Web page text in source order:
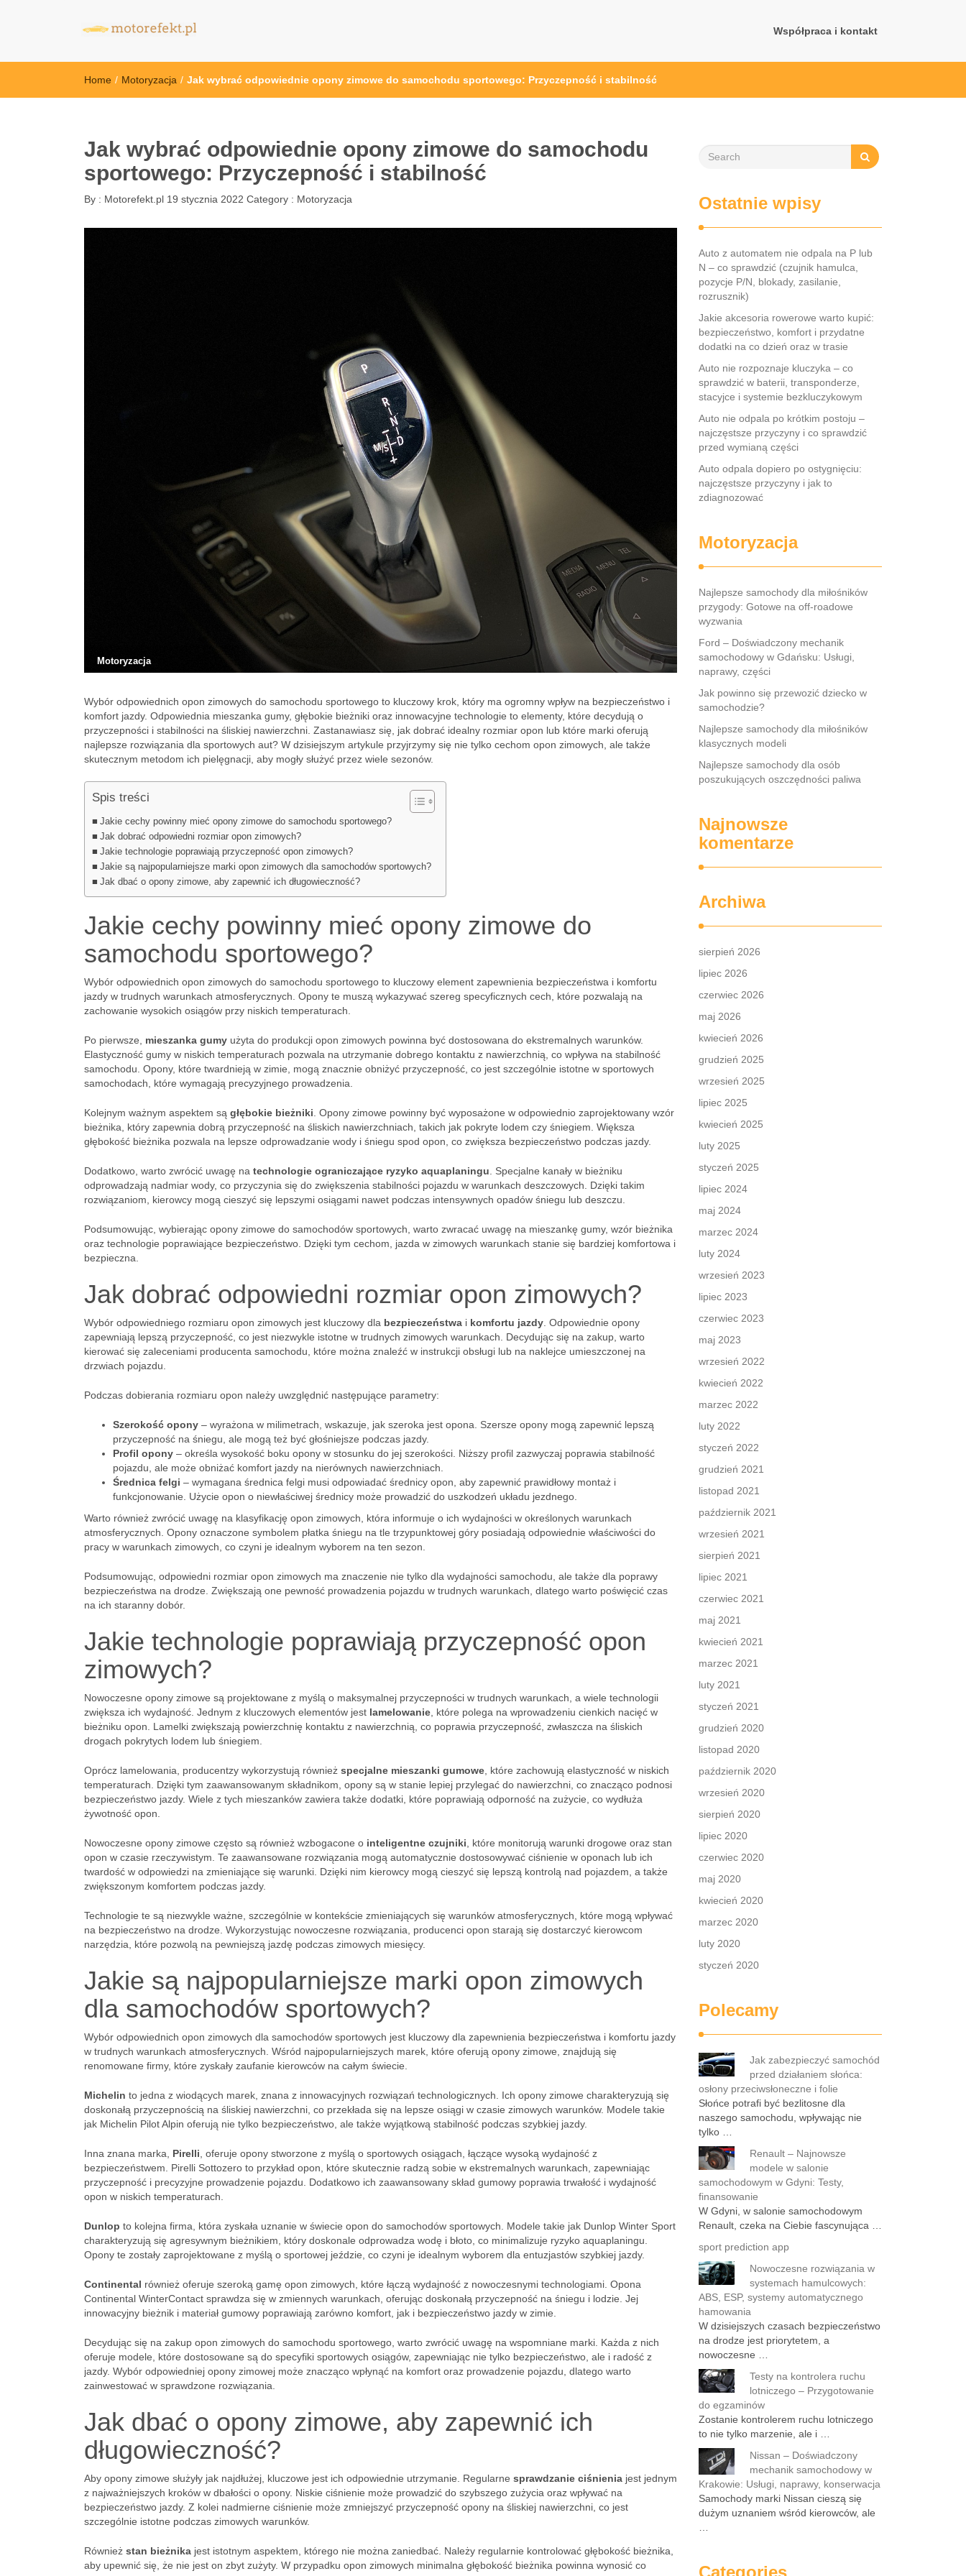
Współpraca i kontakt
Home / Motoryzacja / Jak wybrać odpowiednie opony zimowe do samochodu sportowego: Przyczepność i stabilność
Jak wybrać odpowiednie opony zimowe do samochodu
sportowego: Przyczepność i stabilność
By : Motorefekt.pl 19 stycznia 2022 Category : Motoryzacja
Motoryzacja
Wybór odpowiednich opon zimowych do samochodu sportowego to kluczowy krok, który ma ogromny wpływ na bezpieczeństwo i
komfort jazdy. Odpowiednia mieszanka gumy, głębokie bieżniki oraz innowacyjne technologie to elementy, które decydują o
przyczepności i stabilności na śliskiej nawierzchni. Zastanawiasz się, jak dobrać idealny rozmiar opon lub które marki oferują
najlepsze rozwiązania dla sportowych aut? W dzisiejszym artykule przyjrzymy się nie tylko cechom opon zimowych, ale także
skutecznym metodom ich pielęgnacji, aby mogły służyć przez wiele sezonów.
Spis treści
Jakie cechy powinny mieć opony zimowe do samochodu sportowego?
Jak dobrać odpowiedni rozmiar opon zimowych?
Jakie technologie poprawiają przyczepność opon zimowych?
Jakie są najpopularniejsze marki opon zimowych dla samochodów sportowych?
Jak dbać o opony zimowe, aby zapewnić ich długowieczność?
Jakie cechy powinny mieć opony zimowe do
samochodu sportowego?
Wybór odpowiednich opon zimowych do samochodu sportowego to kluczowy element zapewnienia bezpieczeństwa i komfortu
jazdy w trudnych warunkach atmosferycznych. Opony te muszą wykazywać szereg specyficznych cech, które pozwalają na
zachowanie wysokich osiągów przy niskich temperaturach.
Po pierwsze, mieszanka gumy użyta do produkcji opon zimowych powinna być dostosowana do ekstremalnych warunków.
Elastyczność gumy w niskich temperaturach pozwala na utrzymanie dobrego kontaktu z nawierzchnią, co wpływa na stabilność
samochodu. Opony, które twardnieją w zimie, mogą znacznie obniżyć przyczepność, co jest szczególnie istotne w sportowych
samochodach, które wymagają precyzyjnego prowadzenia.
Kolejnym ważnym aspektem są głębokie bieżniki . Opony zimowe powinny być wyposażone w odpowiednio zaprojektowany wzór
bieżnika, który zapewnia dobrą przyczepność na śliskich nawierzchniach, takich jak pokryte lodem czy śniegiem. Większa
głębokość bieżnika pozwala na lepsze odprowadzanie wody i śniegu spod opon, co zwiększa bezpieczeństwo podczas jazdy.
Dodatkowo, warto zwrócić uwagę na technologie ograniczające ryzyko aquaplaningu . Specjalne kanały w bieżniku
odprowadzają nadmiar wody, co przyczynia się do zwiększenia stabilności pojazdu w warunkach deszczowych. Dzięki takim
rozwiązaniom, kierowcy mogą cieszyć się lepszymi osiągami nawet podczas intensywnych opadów śniegu lub deszczu.
Podsumowując, wybierając opony zimowe do samochodów sportowych, warto zwracać uwagę na mieszankę gumy, wzór bieżnika
oraz technologie poprawiające bezpieczeństwo. Dzięki tym cechom, jazda w zimowych warunkach stanie się bardziej komfortowa i
bezpieczna.
Jak dobrać odpowiedni rozmiar opon zimowych?
Wybór odpowiedniego rozmiaru opon zimowych jest kluczowy dla bezpieczeństwa i komfortu jazdy . Odpowiednie opony
zapewniają lepszą przyczepność, co jest niezwykle istotne w trudnych zimowych warunkach. Decydując się na zakup, warto
kierować się zaleceniami producenta samochodu, które można znaleźć w instrukcji obsługi lub na naklejce umieszczonej na
drzwiach pojazdu.
Podczas dobierania rozmiaru opon należy uwzględnić następujące parametry:
Szerokość opony – wyrażona w milimetrach, wskazuje, jak szeroka jest opona. Szersze opony mogą zapewnić lepszą
przyczepność na śniegu, ale mogą też być głośniejsze podczas jazdy.
Profil opony – określa wysokość boku opony w stosunku do jej szerokości. Niższy profil zazwyczaj poprawia stabilność
pojazdu, ale może obniżać komfort jazdy na nierównych nawierzchniach.
Średnica felgi – wymagana średnica felgi musi odpowiadać średnicy opon, aby zapewnić prawidłowy montaż i
funkcjonowanie. Użycie opon o niewłaściwej średnicy może prowadzić do uszkodzeń układu jezdnego.
Warto również zwrócić uwagę na klasyfikację opon zimowych, która informuje o ich wydajności w określonych warunkach
atmosferycznych. Opony oznaczone symbolem płatka śniegu na tle trzypunktowej góry posiadają odpowiednie właściwości do
pracy w warunkach zimowych, co czyni je idealnym wyborem na ten sezon.
Podsumowując, odpowiedni rozmiar opon zimowych ma znaczenie nie tylko dla wydajności samochodu, ale także dla poprawy
bezpieczeństwa na drodze. Zwiększają one pewność prowadzenia pojazdu w trudnych warunkach, dlatego warto poświęcić czas
na ich staranny dobór.
Jakie technologie poprawiają przyczepność opon
zimowych?
Nowoczesne opony zimowe są projektowane z myślą o maksymalnej przyczepności w trudnych warunkach, a wiele technologii
zwiększa ich wydajność. Jednym z kluczowych elementów jest lamelowanie , które polega na wprowadzeniu cienkich nacięć w
bieżniku opon. Lamelki zwiększają powierzchnię kontaktu z nawierzchnią, co poprawia przyczepność, zwłaszcza na śliskich
drogach pokrytych lodem lub śniegiem.
Oprócz lamelowania, producentzy wykorzystują również specjalne mieszanki gumowe , które zachowują elastyczność w niskich
temperaturach. Dzięki tym zaawansowanym składnikom, opony są w stanie lepiej przylegać do nawierzchni, co znacząco podnosi
bezpieczeństwo jazdy. Wiele z tych mieszanków zawiera także dodatki, które poprawiają odporność na zużycie, co wydłuża
żywotność opon.
Nowoczesne opony zimowe często są również wzbogacone o inteligentne czujniki , które monitorują warunki drogowe oraz stan
opon w czasie rzeczywistym. Te zaawansowane rozwiązania mogą automatycznie dostosowywać ciśnienie w oponach lub ich
twardość w odpowiedzi na zmieniające się warunki. Dzięki nim kierowcy mogą cieszyć się lepszą kontrolą nad pojazdem, a także
zwiększonym komfortem podczas jazdy.
Technologie te są niezwykle ważne, szczególnie w kontekście zmieniających się warunków atmosferycznych, które mogą wpływać
na bezpieczeństwo na drodze. Wykorzystując nowoczesne rozwiązania, producenci opon starają się dostarczyć kierowcom
narzędzia, które pozwolą na pewniejszą jazdę podczas zimowych miesięcy.
Jakie są najpopularniejsze marki opon zimowych
dla samochodów sportowych?
Wybór odpowiednich opon zimowych dla samochodów sportowych jest kluczowy dla zapewnienia bezpieczeństwa i komfortu jazdy
w trudnych warunkach atmosferycznych. Wśród najpopularniejszych marek, które oferują opony zimowe, znajdują się
renomowane firmy, które zyskały zaufanie kierowców na całym świecie.
Michelin to jedna z wiodących marek, znana z innowacyjnych rozwiązań technologicznych. Ich opony zimowe charakteryzują się
doskonałą przyczepnością na śliskiej nawierzchni, co przekłada się na lepsze osiągi w czasie zimowych warunków. Modele takie
jak Michelin Pilot Alpin oferują nie tylko bezpieczeństwo, ale także wyjątkową stabilność podczas szybkiej jazdy.
Inna znana marka, Pirelli , oferuje opony stworzone z myślą o sportowych osiągach, łączące wysoką wydajność z
bezpieczeństwem. Pirelli Sottozero to przykład opon, które skutecznie radzą sobie w ekstremalnych warunkach, zapewniając
przyczepność i precyzyjne prowadzenie pojazdu. Dodatkowo ich zaawansowany skład gumowy poprawia trwałość i wydajność
opon w niskich temperaturach.
Dunlop to kolejna firma, która zyskała uznanie w świecie opon do samochodów sportowych. Modele takie jak Dunlop Winter Sport
charakteryzują się agresywnym bieżnikiem, który doskonale odprowadza wodę i błoto, co minimalizuje ryzyko aquaplaningu.
Opony te zostały zaprojektowane z myślą o sportowej jeździe, co czyni je idealnym wyborem dla entuzjastów szybkiej jazdy.
Continental również oferuje szeroką gamę opon zimowych, które łączą wydajność z nowoczesnymi technologiami. Opona
Continental WinterContact sprawdza się w zmiennych warunkach, oferując doskonałą przyczepność na śniegu i lodzie. Jej
innowacyjny bieżnik i materiał gumowy poprawiają zarówno komfort, jak i bezpieczeństwo jazdy w zimie.
Decydując się na zakup opon zimowych do samochodu sportowego, warto zwrócić uwagę na wspomniane marki. Każda z nich
oferuje modele, które dostosowane są do specyfiki sportowych osiągów, zapewniając nie tylko bezpieczeństwo, ale i radość z
jazdy. Wybór odpowiedniej opony zimowej może znacząco wpłynąć na komfort oraz prowadzenie pojazdu, dlatego warto
zainwestować w sprawdzone rozwiązania.
Jak dbać o opony zimowe, aby zapewnić ich
długowieczność?
Aby opony zimowe służyły jak najdłużej, kluczowe jest ich odpowiednie utrzymanie. Regularne sprawdzanie ciśnienia jest jednym
z najważniejszych kroków w dbałości o opony. Niskie ciśnienie może prowadzić do szybszego zużycia oraz wpływać na
bezpieczeństwo jazdy. Z kolei nadmierne ciśnienie może zmniejszyć przyczepność opony na śliskiej nawierzchni, co jest
szczególnie istotne podczas zimowych warunków.
Również stan bieżnika jest istotnym aspektem, którego nie można zaniedbać. Należy regularnie kontrolować głębokość bieżnika,
aby upewnić się, że nie jest on zbyt zużyty. W przypadku opon zimowych minimalna głębokość bieżnika powinna wynosić co
Ostatnie wpisy
Auto z automatem nie odpala na P lub
N – co sprawdzić (czujnik hamulca,
pozycje P/N, blokady, zasilanie,
rozrusznik)
Jakie akcesoria rowerowe warto kupić:
bezpieczeństwo, komfort i przydatne
dodatki na co dzień oraz w trasie
Auto nie rozpoznaje kluczyka – co
sprawdzić w baterii, transponderze,
stacyjce i systemie bezkluczykowym
Auto nie odpala po krótkim postoju –
najczęstsze przyczyny i co sprawdzić
przed wymianą części
Auto odpala dopiero po ostygnięciu:
najczęstsze przyczyny i jak to
zdiagnozować
Motoryzacja
Najlepsze samochody dla miłośników
przygody: Gotowe na off-roadowe
wyzwania
Ford – Doświadczony mechanik
samochodowy w Gdańsku: Usługi,
naprawy, części
Jak powinno się przewozić dziecko w
samochodzie?
Najlepsze samochody dla miłośników
klasycznych modeli
Najlepsze samochody dla osób
poszukujących oszczędności paliwa
Najnowsze
komentarze
Archiwa
sierpień 2026
lipiec 2026
czerwiec 2026
maj 2026
kwiecień 2026
grudzień 2025
wrzesień 2025
lipiec 2025
kwiecień 2025
luty 2025
styczeń 2025
lipiec 2024
maj 2024
marzec 2024
luty 2024
wrzesień 2023
lipiec 2023
czerwiec 2023
maj 2023
wrzesień 2022
kwiecień 2022
marzec 2022
luty 2022
styczeń 2022
grudzień 2021
listopad 2021
październik 2021
wrzesień 2021
sierpień 2021
lipiec 2021
czerwiec 2021
maj 2021
kwiecień 2021
marzec 2021
luty 2021
styczeń 2021
grudzień 2020
listopad 2020
październik 2020
wrzesień 2020
sierpień 2020
lipiec 2020
czerwiec 2020
maj 2020
kwiecień 2020
marzec 2020
luty 2020
styczeń 2020
Polecamy
Jak zabezpieczyć samochód
przed działaniem słońca:
osłony przeciwsłoneczne i folie
Słońce potrafi być bezlitosne dla
naszego samochodu, wpływając nie
tylko …
Renault – Najnowsze
modele w salonie
samochodowym w Gdyni: Testy,
finansowanie
W Gdyni, w salonie samochodowym
Renault, czeka na Ciebie fascynująca …
sport prediction app
Nowoczesne rozwiązania w
systemach hamulcowych:
ABS, ESP, systemy automatycznego
hamowania
W dzisiejszych czasach bezpieczeństwo
na drodze jest priorytetem, a
nowoczesne …
Testy na kontrolera ruchu
lotniczego – Przygotowanie
do egzaminów
Zostanie kontrolerem ruchu lotniczego
to nie tylko marzenie, ale i …
Nissan – Doświadczony
mechanik samochodowy w
Krakowie: Usługi, naprawy, konserwacja
Samochody marki Nissan cieszą się
dużym uznaniem wśród kierowców, ale
Categories